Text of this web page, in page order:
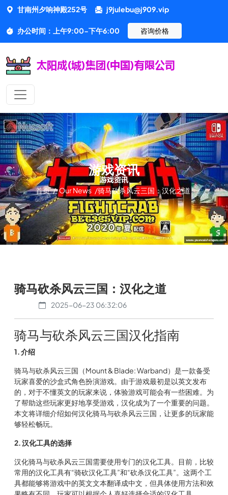
甘南州夕响神殿252号 j9julebu@j909.vip
办公时间：上午9:00-下午6:00 咨询价格
游戏资讯
首页 / Our News /骑马砍杀风云三国：汉化之道
骑马砍杀风云三国：汉化之道
2025-06-23 06:32:06
骑马与砍杀风云三国汉化指南
1. 介绍
骑马与砍杀风云三国（Mount & Blade: Warband）是一款备受
玩家喜爱的沙盒式角色扮演游戏。由于游戏最初是以英文发布
的，对于不懂英文的玩家来说，体验游戏可能会有一些困难。为
了帮助这些玩家更好地享受游戏，汉化成为了一个重要的问题。
本文将详细介绍如何汉化骑马与砍杀风云三国，让更多的玩家能
够轻松畅玩。
2. 汉化工具的选择
汉化骑马与砍杀风云三国需要使用专门的汉化工具。目前，比较
常用的汉化工具有“骑砍汉化工具”和“砍杀汉化工具”。这两个工
具都能够将游戏中的英文文本翻译成中文，但具体使用方法和效